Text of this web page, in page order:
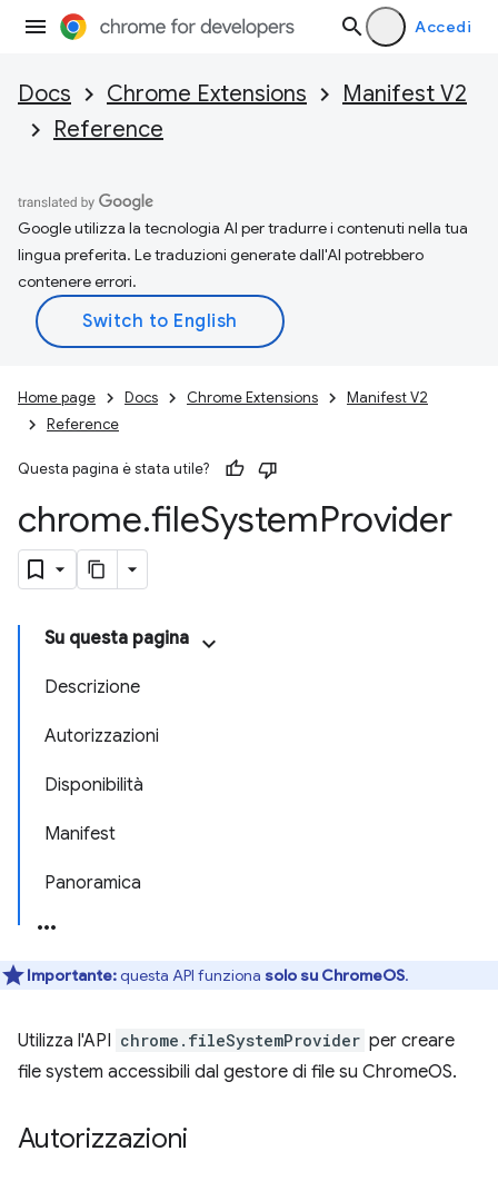
Accedi
Docs Chrome Extensions
Manifest V2
Reference
Google utilizza la tecnologia AI per tradurre i contenuti nella tua
lingua preferita. Le traduzioni generate dall'AI potrebbero
contenere errori.
Home page Docs Chrome Extensions
Manifest V2
Reference
Questa pagina è stata utile?
chrome.fileSystemProvider
Su questa pagina
Descrizione
Autorizzazioni
Disponibilità
Manifest
Panoramica
Importante:questa API funziona solo su ChromeOS.
Utilizza l'API chrome.fileSystemProvider per creare
file system accessibili dal gestore di file su ChromeOS.
Autorizzazioni